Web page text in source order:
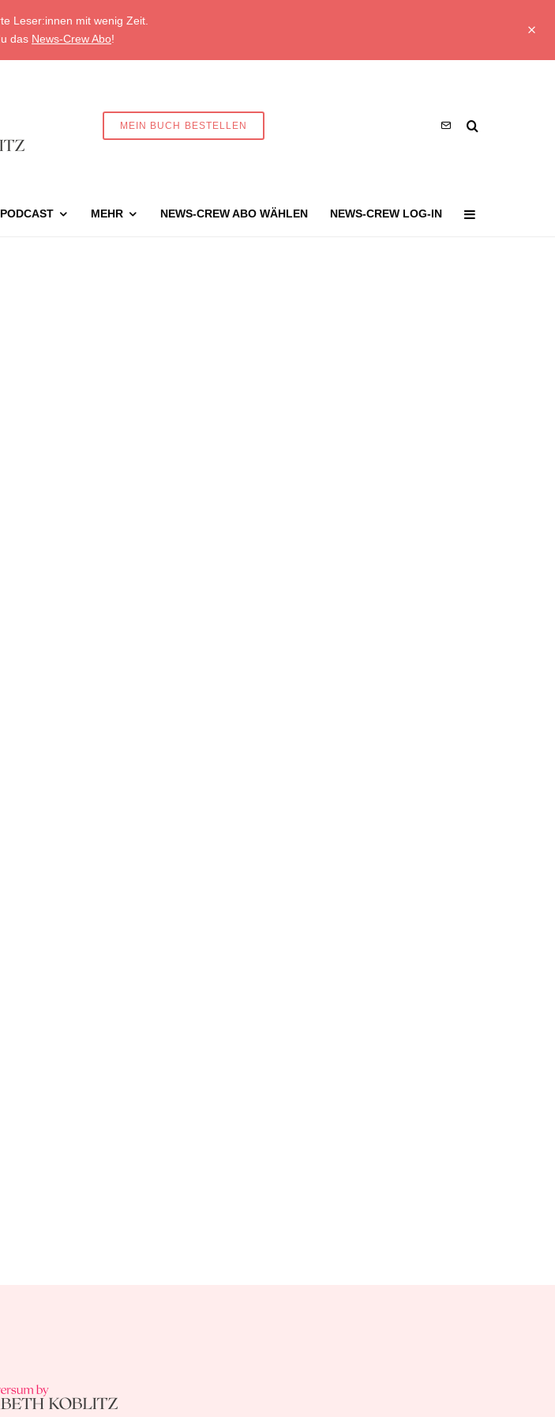
Leser:innen mit wenig Zeit.
das News-Crew Abo!
MEIN BUCH BESTELLEN
PODCAST MEHR NEWS-CREW ABO WÄHLEN NEWS-CREW LOG-IN